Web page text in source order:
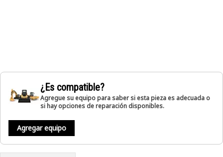
¿Es compatible?
Agregue su equipo para saber si esta pieza es adecuada o
si hay opciones de reparación disponibles.
Agregar equipo